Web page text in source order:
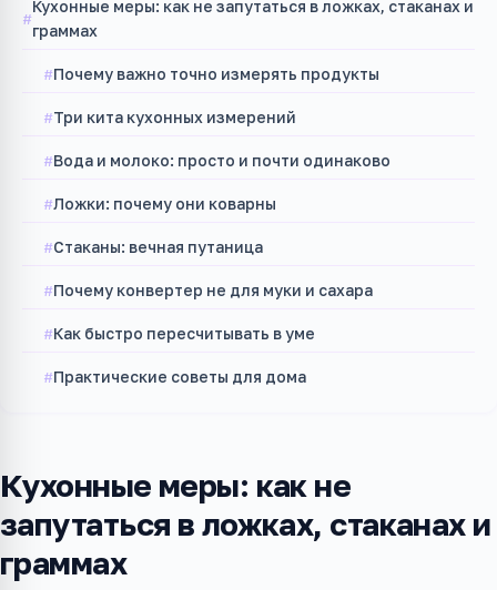
Кухонные меры: как не запутаться в ложках, стаканах и
граммах
Почему важно точно измерять продукты
Три кита кухонных измерений
Вода и молоко: просто и почти одинаково
Ложки: почему они коварны
Стаканы: вечная путаница
Почему конвертер не для муки и сахара
Как быстро пересчитывать в уме
Практические советы для дома
Кухонные меры: как не
запутаться в ложках, стаканах и
граммах